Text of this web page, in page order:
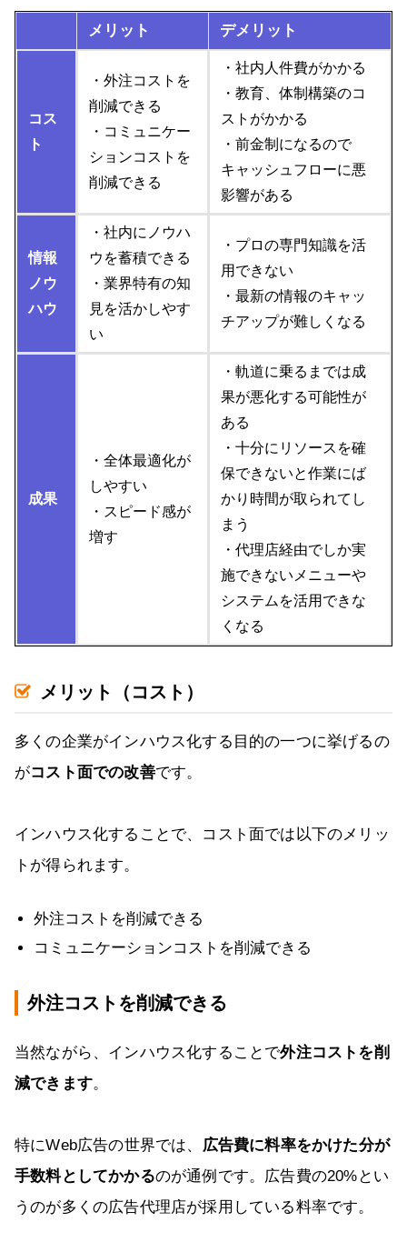
メリット デメリット
コス
ト
・外注コストを
削減できる
・コミュニケー
ションコストを
削減できる
・社内人件費がかかる
・教育、体制構築のコ
ストがかかる
・前金制になるので
キャッシュフローに悪
影響がある
情報
ノウ
ハウ
・社内にノウハ
ウを蓄積できる
・業界特有の知
見を活かしやす
い
・プロの専門知識を活
用できない
・最新の情報のキャッ
チアップが難しくなる
成果
・全体最適化が
しやすい
・スピード感が
増す
・軌道に乗るまでは成
果が悪化する可能性が
ある
・十分にリソースを確
保できないと作業にば
かり時間が取られてし
まう
・代理店経由でしか実
施できないメニューや
システムを活用できな
くなる
メリット（コスト）
多くの企業がインハウス化する目的の一つに挙げるの
がコスト面での改善です。
インハウス化することで、コスト面では以下のメリッ
トが得られます。
外注コストを削減できる
コミュニケーションコストを削減できる
外注コストを削減できる
当然ながら、インハウス化することで外注コストを削
減できます。
特にWeb広告の世界では、 広告費に料率をかけた分が
手数料としてかかるのが通例です。広告費の20%とい
うのが多くの広告代理店が採用している料率です。